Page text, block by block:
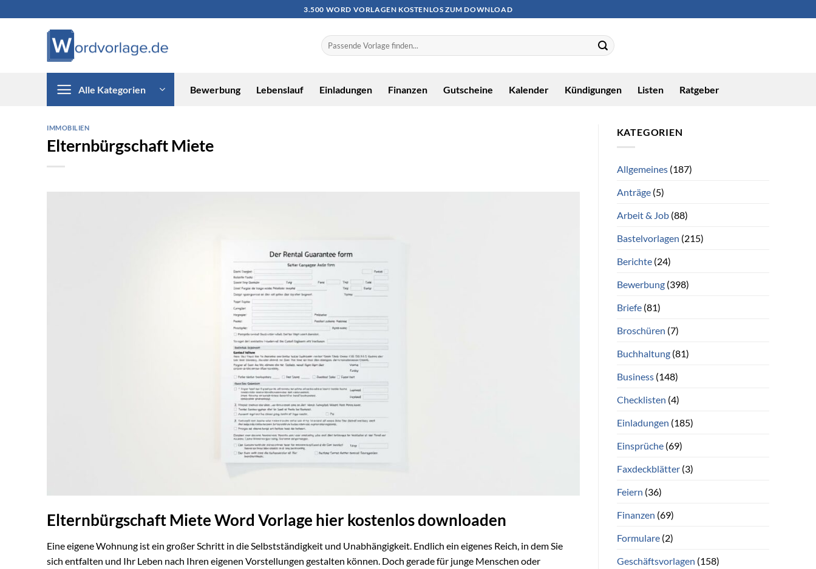
3.500 WORD VORLAGEN KOSTENLOS ZUM DOWNLOAD
Alle Kategorien Bewerbung Lebenslauf Einladungen Finanzen Gutscheine Kalender Kündigungen Listen Ratgeber
IMMOBILIEN
Elternbürgschaft Miete
Elternbürgschaft Miete Word Vorlage hier kostenlos downloaden
Eine eigene Wohnung ist ein großer Schritt in die Selbstständigkeit und Unabhängigkeit. Endlich ein eigenes Reich, in dem Sie
sich entfalten und Ihr Leben nach Ihren eigenen Vorstellungen gestalten können. Doch gerade für junge Menschen oder
KATEGORIEN
Allgemeines(187)
Anträge(5)
Arbeit & Job(88)
Bastelvorlagen (215)
Berichte(24)
Bewerbung(398)
Briefe(81)
Broschüren (7)
Buchhaltung(81)
Business(148)
Checklisten (4)
Einladungen (185)
Einsprüche(69)
Faxdeckblätter(3)
Feiern (36)
Finanzen (69)
Formulare(2)
Geschäftsvorlagen (158)